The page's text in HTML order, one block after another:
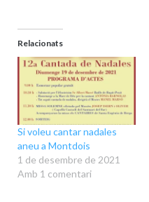
Relacionats
Si voleu cantar nadales
aneu a Montdois
1 de desembre de 2021
Amb 1 comentari